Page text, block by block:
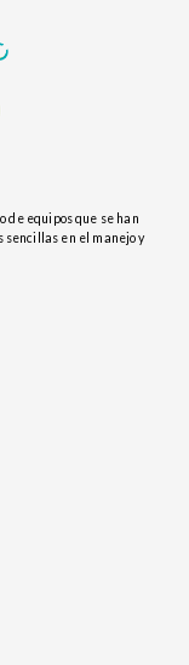
de equipos que se han
en el manejo y